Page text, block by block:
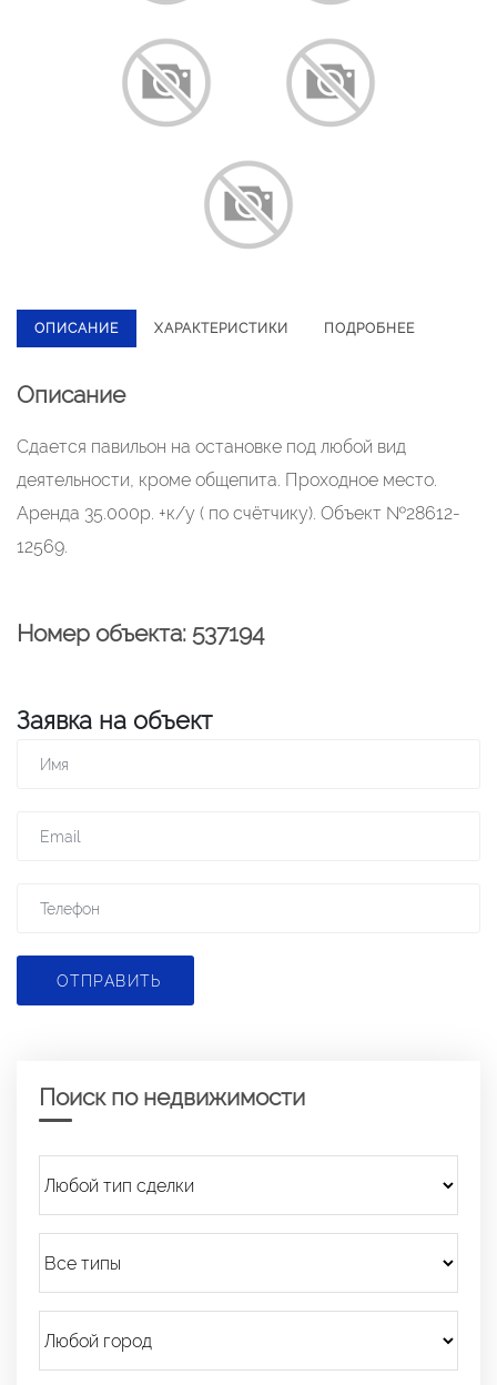
ОПИСАНИЕ ХАРАКТЕРИСТИКИ ПОДРОБНЕЕ
Описание
Сдается павильон на остановке под любой вид
деятельности, кроме общепита. Проходное место.
Аренда 35.000р. +к/у ( по счётчику). Объект №28612-
12569.
Номер объекта: 537194
Заявка на объект
ОТПРАВИТЬ
Поиск по недвижимости